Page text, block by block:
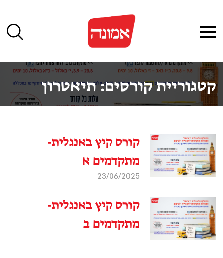
לתוכן
קטגוריית קורסים:תיאטרון
קורס קיץ באנגלית-
מתקדמים א
23/06/2025
קורס קיץ באנגלית-
מתקדמים ב